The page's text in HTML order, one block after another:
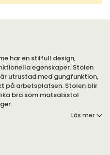
har en stilfull design,
egenskaper. Stolen
utrustad med gungfunktion,
på arbetsplatsen. Stolen blir
bra som matsalsstol
Läs mer